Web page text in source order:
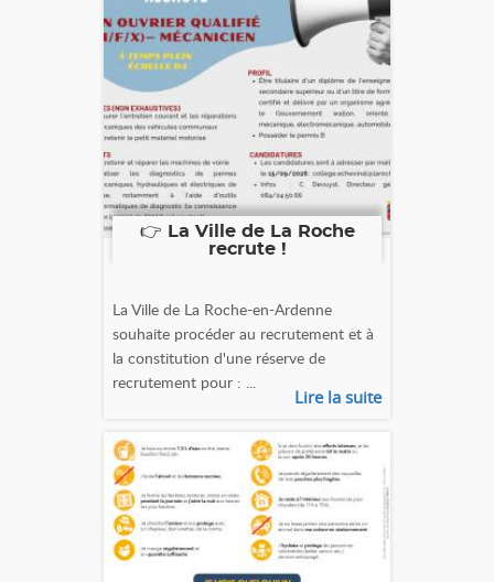
👉 La Ville de La Roche
recrute !
La Ville de La Roche-en-Ardenne
souhaite procéder au recrutement et à
la constitution d'une réserve de
recrutement pour : ...
Lire la suite